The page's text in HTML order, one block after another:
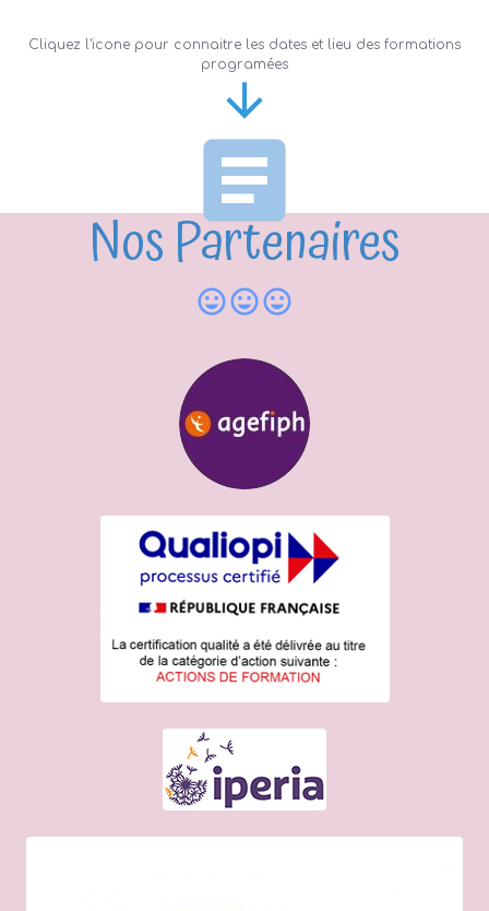
Cliquez l'icone pour connaitre les dates et lieu des formations
programées
Nos Partenaires